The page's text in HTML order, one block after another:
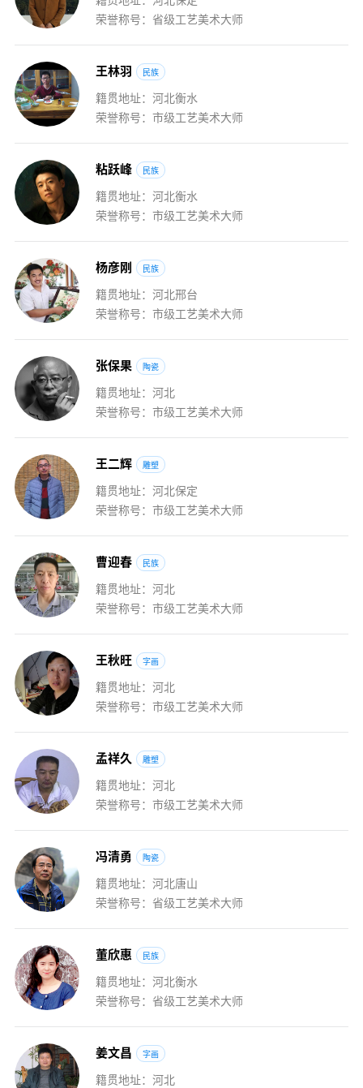
荣誉称号：省级工艺美术大师
王林羽 民族
籍贯地址：河北衡水
荣誉称号：市级工艺美术大师
粘跃峰 民族
籍贯地址：河北衡水
荣誉称号：市级工艺美术大师
杨彦刚 民族
籍贯地址：河北邢台
荣誉称号：市级工艺美术大师
张保果 陶瓷
籍贯地址：河北
荣誉称号：市级工艺美术大师
王二辉 雕塑
籍贯地址：河北保定
荣誉称号：市级工艺美术大师
曹迎春 民族
籍贯地址：河北
荣誉称号：市级工艺美术大师
王秋旺 字画
籍贯地址：河北
荣誉称号：市级工艺美术大师
孟祥久 雕塑
籍贯地址：河北
荣誉称号：市级工艺美术大师
冯清勇 陶瓷
籍贯地址：河北唐山
荣誉称号：省级工艺美术大师
董欣惠 民族
籍贯地址：河北衡水
荣誉称号：省级工艺美术大师
姜文昌 字画
籍贯地址：河北